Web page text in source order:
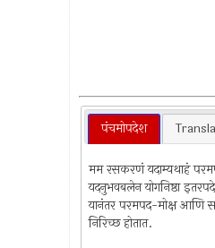
पंचमोपदेश
मम रसकरणं यदाम्यथाहं
यदनुभवबलेन योगनिष्ठा
यानंतर परमपद-मोक्ष आणि
निरिच्छ होतात.